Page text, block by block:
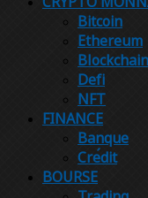
Bitcoin
Ethereum
Blockchain
Defi
NFT
FINANCE
Banque
Crédit
BOURSE